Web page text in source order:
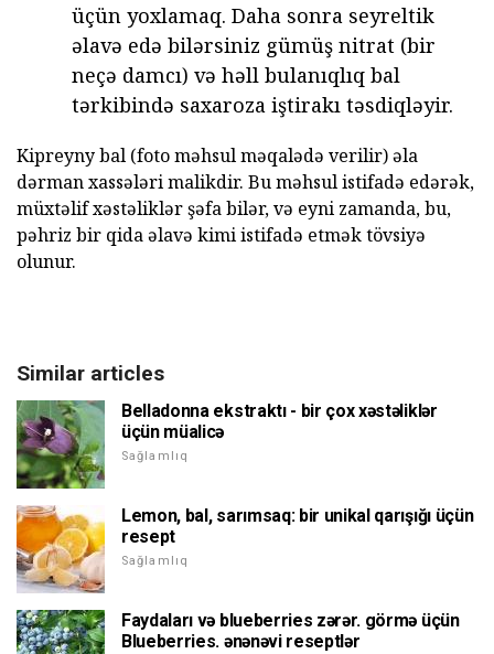
üçün yoxlamaq. Daha sonra seyreltik
əlavə edə bilərsiniz gümüş nitrat (bir
neçə damcı) və həll bulanıqlıq bal
tərkibində saxaroza iştirakı təsdiqləyir.
Kipreyny bal (foto məhsul məqalədə verilir) əla
dərman xassələri malikdir. Bu məhsul istifadə edərək,
müxtəlif xəstəliklər şəfa bilər, və eyni zamanda, bu,
pəhriz bir qida əlavə kimi istifadə etmək tövsiyə
olunur.
Similar articles
Belladonna ekstraktı - bir çox xəstəliklər
üçün müalicə
Sağlamlıq
Lemon, bal, sarımsaq: bir unikal qarışığı üçün
resept
Sağlamlıq
Faydaları və blueberries zərər. görmə üçün
Blueberries. ənənəvi reseptlər